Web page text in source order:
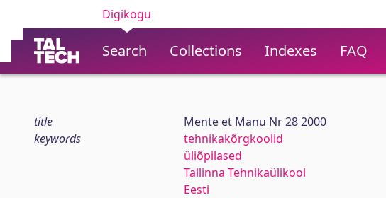
Digikogu
Search Collections Indexes FAQ
title
Mente et Manu Nr 28 2000
keywords
tehnikakõrgkoolid
üliõpilased
Tallinna Tehnikaülikool
Eesti